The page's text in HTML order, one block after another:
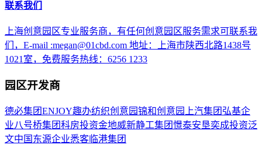
联系我们
上海创意园区专业服务商，有任何创意园区服务需求可联系我
们，E-mail :megan@01cbd.com 地址：上海市陕西北路1438号
1021室，免费服务热线：6256 1233
园区开发商
德必集团ENJOY趣办纺织创意园锦和创意园 上汽集团 弘基企
业八号桥集团科房投资金地威新静工集团憬泰安垦奕成投资泛
文中国 东源企业悉客 临港集团